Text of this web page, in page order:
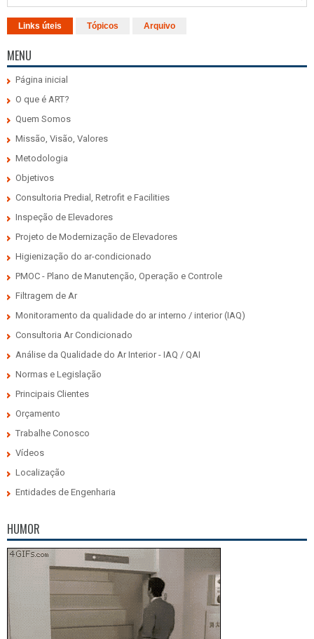
Links úteis Tópicos Arquivo
MENU
Página inicial
O que é ART?
Quem Somos
Missão, Visão, Valores
Metodologia
Objetivos
Consultoria Predial, Retrofit e Facilities
Inspeção de Elevadores
Projeto de Modernização de Elevadores
Higienização do ar-condicionado
PMOC - Plano de Manutenção, Operação e Controle
Filtragem de Ar
Monitoramento da qualidade do ar interno / interior (IAQ)
Consultoria Ar Condicionado
Análise da Qualidade do Ar Interior - IAQ / QAI
Normas e Legislação
Principais Clientes
Orçamento
Trabalhe Conosco
Vídeos
Localização
Entidades de Engenharia
HUMOR